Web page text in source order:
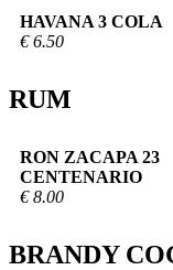
HAVANA 3 COLA
€ 6.50
RUM
RON ZACAPA 23
CENTENARIO
€ 8.00
BRANDY